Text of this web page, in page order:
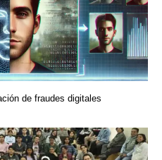
de fraudes digitales